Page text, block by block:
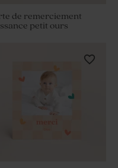
de remerciement
petit ours